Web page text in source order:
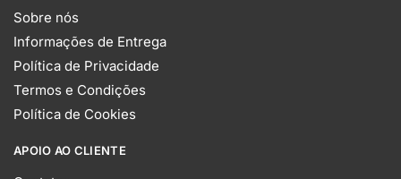
Sobre nós
Informações de Entrega
Política de Privacidade
Termos e Condições
Política de Cookies
APOIO AO CLIENTE